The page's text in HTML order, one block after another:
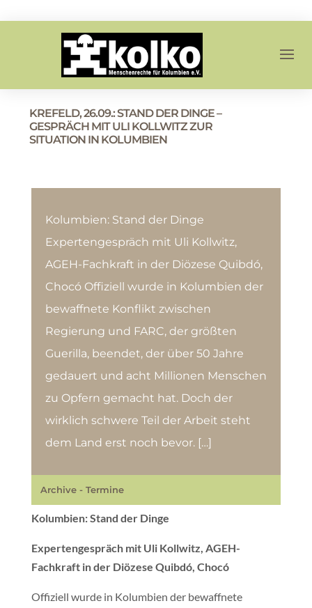
KREFELD, 26.09.: STAND DER DINGE –
GESPRÄCH MIT ULI KOLLWITZ ZUR
SITUATION IN KOLUMBIEN
Kolumbien: Stand der Dinge
Expertengespräch mit Uli Kollwitz,
AGEH-Fachkraft in der Diözese Quibdó,
Chocó Offiziell wurde in Kolumbien der
bewaffnete Konflikt zwischen
Regierung und FARC, der größten
Guerilla, beendet, der über 50 Jahre
gedauert und acht Millionen Menschen
zu Opfern gemacht hat. Doch der
wirklich schwere Teil der Arbeit steht
dem Land erst noch bevor. […]
Archive - Termine
Kolumbien: Stand der Dinge
Expertengespräch mit Uli Kollwitz, AGEH-
Fachkraft in der Diözese Quibdó, Chocó
Offiziell wurde in Kolumbien der bewaffnete